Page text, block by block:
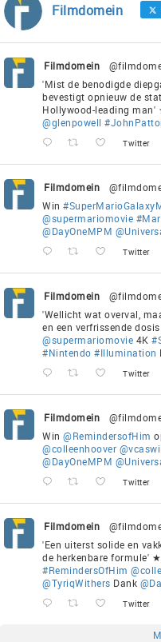
Filmdomein
Filmdomein
'Mist de benodigde
bevestigt opnieuw de
Hollywood-leading
@glenpowell
Twitter
Filmdomein
Win
@supermariomovie
@DayOneMPM
Twitter
Filmdomein
'Wellicht wat overval,
en een verfrissende
@supermariomovie 4K
#Nintendo #Illumination
Twitter
Filmdomein
Win @RemindersofHim
@colleenhoover
@DayOneMPM
Twitter
Filmdomein
'Een uiterst solide en
de herkenbare formule'
#RemindersOfHim
@TyriqWithers Dank
Twitter